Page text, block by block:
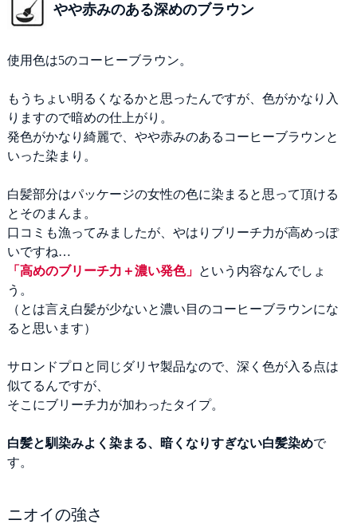
やや赤みのある深めのブラウン
使用色は5のコーヒーブラウン。
もうちょい明るくなるかと思ったんですが、色がかなり入
りますので暗めの仕上がり。
発色がかなり綺麗で、やや赤みのあるコーヒーブラウンと
いった染まり。
白髪部分はパッケージの女性の色に染まると思って頂ける
とそのまんま。
口コミも漁ってみましたが、やはりブリーチ力が高めっぽ
いですね…
「高めのブリーチ力＋濃い発色」 という内容なんでしょ
う。
（とは言え白髪が少ないと濃い目のコーヒーブラウンにな
ると思います）
サロンドプロと同じダリヤ製品なので、深く色が入る点は
似てるんですが、
そこにブリーチ力が加わったタイプ。
白髪と馴染みよく染まる、暗くなりすぎない白髪染めで
す。
ニオイの強さ